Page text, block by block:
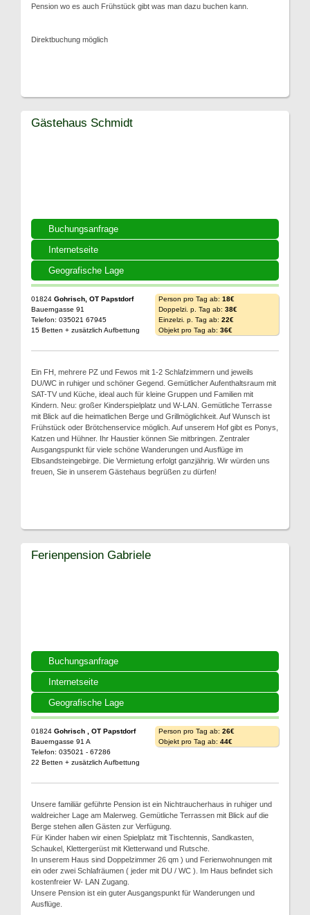
Pension wo es auch Frühstück gibt was man dazu buchen kann.
Direktbuchung möglich
Buchungsanfrage
Internetseite
Geografische Lage
Gästehaus Schmidt
01824 Gohrisch, OT Papstdorf
Bauerngasse 91
Telefon: 035021 67945
15 Betten + zusätzlich Aufbettung
Person pro Tag ab: 18€
Doppelzi. p. Tag ab: 38€
Einzelzi. p. Tag ab: 22€
Objekt pro Tag ab: 36€
Ein FH, mehrere PZ und Fewos mit 1-2 Schlafzimmern und jeweils
DU/WC in ruhiger und schöner Gegend. Gemütlicher Aufenthaltsraum mit
SAT-TV und Küche, ideal auch für kleine Gruppen und Familien mit
Kindern. Neu: großer Kinderspielplatz und W-LAN. Gemütliche Terrasse
mit Blick auf die heimatlichen Berge und Grillmöglichkeit. Auf Wunsch ist
Frühstück oder Brötchenservice möglich. Auf unserem Hof gibt es Ponys,
Katzen und Hühner. Ihr Haustier können Sie mitbringen. Zentraler
Ausgangspunkt für viele schöne Wanderungen und Ausflüge im
Elbsandsteingebirge. Die Vermietung erfolgt ganzjährig. Wir würden uns
freuen, Sie in unserem Gästehaus begrüßen zu dürfen!
Buchungsanfrage
Internetseite
Geografische Lage
Ferienpension Gabriele
01824 Gohrisch , OT Papstdorf
Bauerngasse 91 A
Telefon: 035021 - 67286
22 Betten + zusätzlich Aufbettung
Person pro Tag ab: 26€
Objekt pro Tag ab: 44€
Unsere familiär geführte Pension ist ein Nichtraucherhaus in ruhiger und
waldreicher Lage am Malerweg. Gemütliche Terrassen mit Blick auf die
Berge stehen allen Gästen zur Verfügung.
Für Kinder haben wir einen Spielplatz mit Tischtennis, Sandkasten,
Schaukel, Klettergerüst mit Kletterwand und Rutsche.
In unserem Haus sind Doppelzimmer 26 qm ) und Ferienwohnungen mit
ein oder zwei Schlafräumen ( jeder mit DU / WC ). Im Haus befindet sich
kostenfreier W- LAN Zugang.
Unsere Pension ist ein guter Ausgangspunkt für Wanderungen und
Ausflüge.